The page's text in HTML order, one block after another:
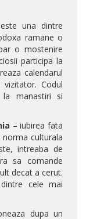
una dintre
ramane o
o mostenire
participa la
calendarul
Codul
la manastiri si
– iubirea fata
culturala
intreaba de
sa comande
decat a cerut.
cele mai
dupa un